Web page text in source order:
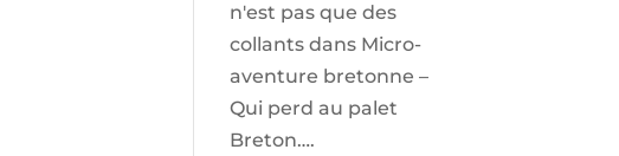
n'est pas que des
collants dans Micro-
aventure bretonne –
Qui perd au palet
Breton….